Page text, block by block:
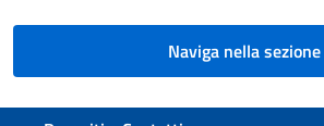
Naviga nella sezione